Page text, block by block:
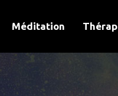
Méditation